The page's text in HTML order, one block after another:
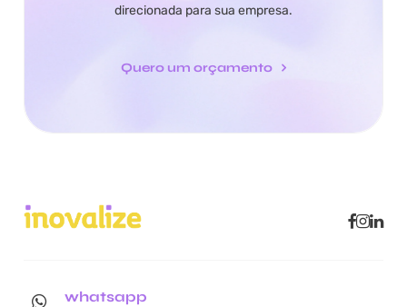
direcionada para sua empresa.
Quero um orçamento
whatsapp